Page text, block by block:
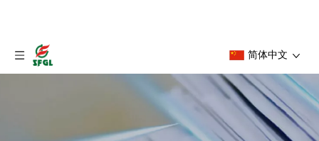
简体中文